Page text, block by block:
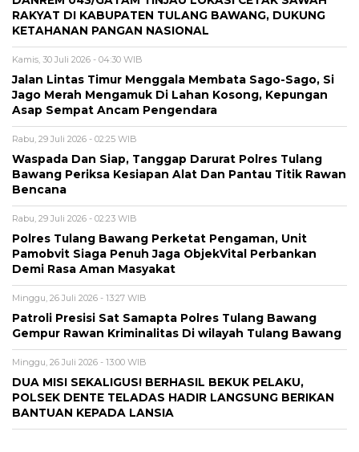
RAKYAT DI KABUPATEN TULANG BAWANG, DUKUNG
KETAHANAN PANGAN NASIONAL
Kamis, 30 Juli 2026 - 04:30 WIB
Jalan Lintas Timur Menggala Membata Sago-Sago, Si
Jago Merah Mengamuk Di Lahan Kosong, Kepungan
Asap Sempat Ancam Pengendara
Rabu, 29 Juli 2026 - 02:25 WIB
Waspada Dan Siap, Tanggap Darurat Polres Tulang
Bawang Periksa Kesiapan Alat Dan Pantau Titik Rawan
Bencana
Rabu, 29 Juli 2026 - 02:23 WIB
Polres Tulang Bawang Perketat Pengaman, Unit
Pamobvit Siaga Penuh Jaga ObjekVital Perbankan
Demi Rasa Aman Masyakat
Minggu, 26 Juli 2026 - 13:27 WIB
Patroli Presisi Sat Samapta Polres Tulang Bawang
Gempur Rawan Kriminalitas Di wilayah Tulang Bawang
Minggu, 26 Juli 2026 - 13:00 WIB
DUA MISI SEKALIGUS! BERHASIL BEKUK PELAKU,
POLSEK DENTE TELADAS HADIR LANGSUNG BERIKAN
BANTUAN KEPADA LANSIA